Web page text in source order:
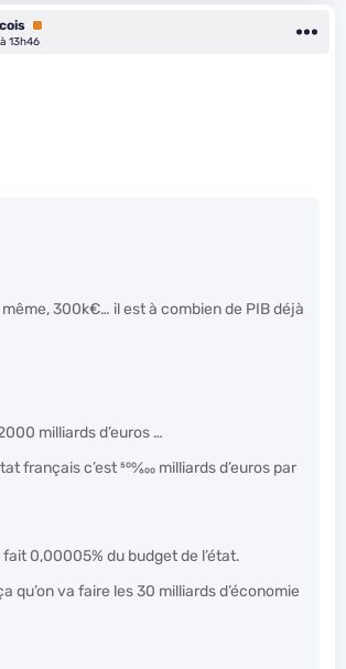
Premium
13h46
300k€… il est à combien de PIB déjà
milliards d’euros …
français c’est500⁄600 milliards d’euros par
0,00005% du budget de l’état.
qu’on va faire les 30 milliards d’économie